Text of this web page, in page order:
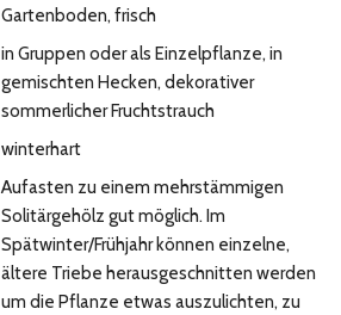
Gartenboden, frisch
in Gruppen oder als Einzelpflanze, in
gemischten Hecken, dekorativer
sommerlicher Fruchtstrauch
winterhart
Aufasten zu einem mehrstämmigen
Solitärgehölz gut möglich. Im
Spätwinter/Frühjahr können einzelne,
ältere Triebe herausgeschnitten werden
um die Pflanze etwas auszulichten, zu